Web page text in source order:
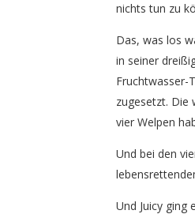
nichts tun zu
Das, was los
in seiner
Fruchtwasser-
zugesetzt. Die
vier Welpen
Und bei den
Und Juicy ging